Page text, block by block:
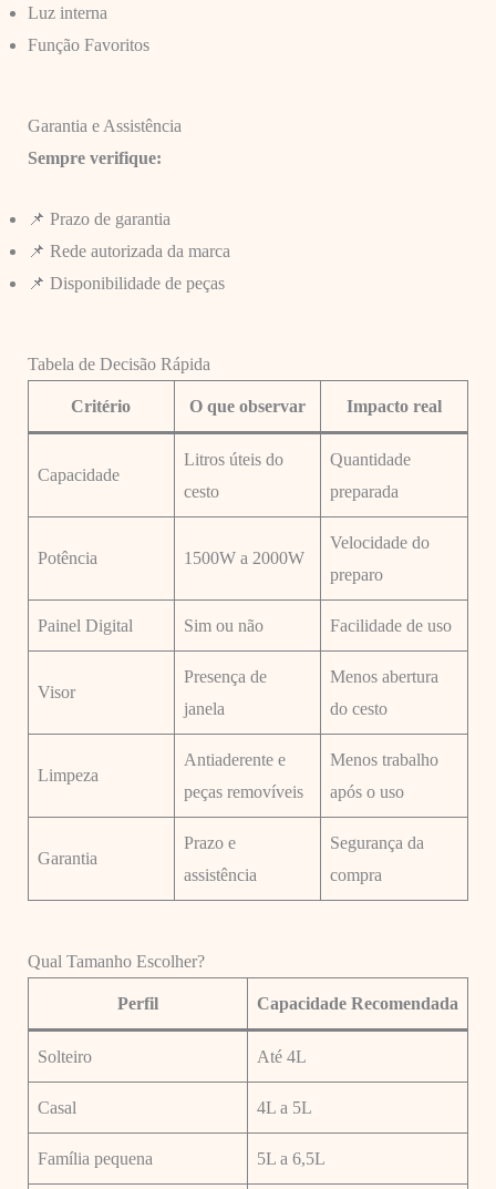
Luz interna
Função Favoritos
Garantia e Assistência
Sempre verifique:
📌 Prazo de garantia
📌 Rede autorizada da marca
📌 Disponibilidade de peças
Tabela de Decisão Rápida
Critério O que observar Impacto real
Capacidade
Litros úteis do
cesto
Quantidade
preparada
Potência 1500W a 2000W
Velocidade do
preparo
Painel Digital Sim ou não Facilidade de uso
Visor
Presença de
janela
Menos abertura
do cesto
Limpeza
Antiaderente e
peças removíveis
Menos trabalho
após o uso
Garantia
Prazo e
assistência
Segurança da
compra
Qual Tamanho Escolher?
Perfil Capacidade Recomendada
Solteiro Até 4L
Casal 4L a 5L
Família pequena 5L a 6,5L